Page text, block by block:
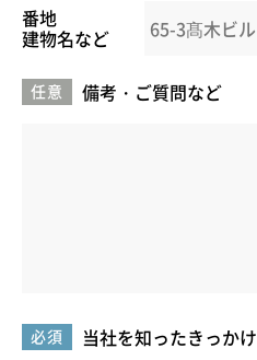
番地
建物名など
備考・ご質問など
任意
当社を知ったきっかけ
必須